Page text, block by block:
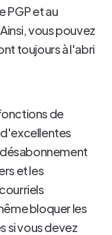
PGP et au
vous pouvez
toujours à l'abri
de
et les
bloquer les
si vous devez